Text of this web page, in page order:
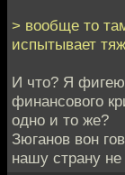
> вообще то
испытывает
И что? Я фигею
финансового
одно и то же?
Зюганов вон
нашу страну